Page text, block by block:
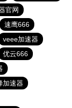
官网
速鹰666
veee加速器
优云666
加速器